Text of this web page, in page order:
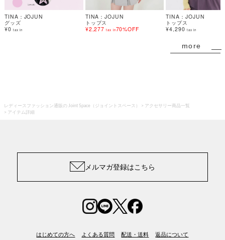
TINA：JOJUN
グッズ
¥0 tax in
TINA：JOJUN
トップス
¥2,277 tax in70%OFF
TINA：JOJUN
トップス
¥4,290 tax in
more
レディースファッション通販の Joint Space（ジョイントスペース）
アクセサリー商品一覧
アイテム詳細
メルマガ登録はこちら
はじめての方へ よくある質問 配送・送料 返品について